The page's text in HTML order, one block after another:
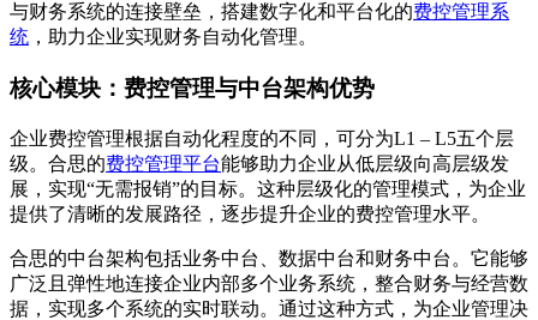
与财务系统的连接壁垒，搭建数字化和平台化的费控管理系
统 ，助力企业实现财务自动化管理。
核心模块：费控管理与中台架构优势
企业费控管理根据自动化程度的不同，可分为L1 – L5五个层
级。合思的费控管理平台能够助力企业从低层级向高层级发
展，实现“无需报销”的目标。这种层级化的管理模式，为企业
提供了清晰的发展路径，逐步提升企业的费控管理水平。
合思的中台架构包括业务中台、数据中台和财务中台。它能够
广泛且弹性地连接企业内部多个业务系统，整合财务与经营数
据，实现多个系统的实时联动。通过这种方式，为企业管理决